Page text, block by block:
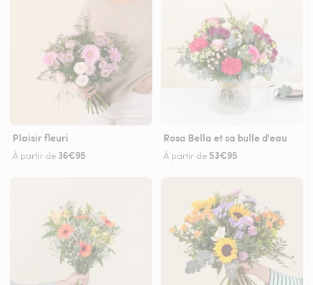
Plaisir fleuri
À partir de 36€95
Rosa Bella et sa bulle d'eau
À partir de 53€95